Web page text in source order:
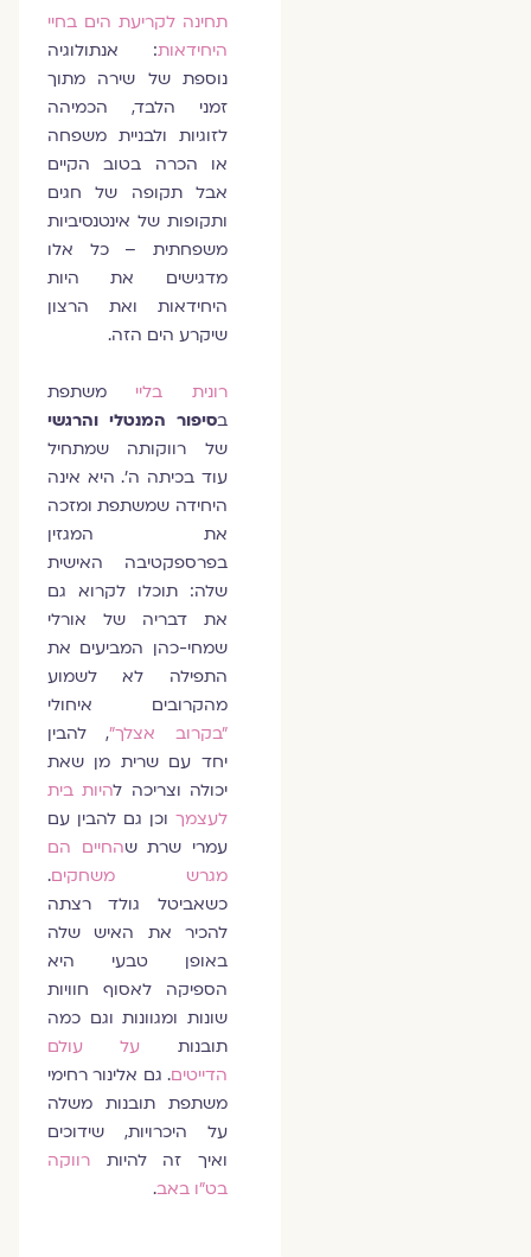
תחינה לקריעת הים בחיי
היחידאות: אנתולוגיה
נוספת של שירה מתוך
זמני הלבד, הכמיהה
לזוגיות ולבניית משפחה
או הכרה בטוב הקיים
אבל תקופה של חגים
ותקופות של אינטנסיביות
משפחתית – כל אלו
מדגישים את היות
היחידאות ואת הרצון
שיקרע הים הזה.
רונית בליימשתפת
סיפור המנטלי והרגשי
של רווקותה שמתחיל
עוד בכיתה ה'. היא אינה
היחידה שמשתפת ומזכה
את המגזין
בפרספקטיבה האישית
שלה: תוכלו לקרוא גם
את דבריה של אורלי
שמחי-כהן המביעים את
התפילה לא לשמוע
מהקרובים איחולי
"בקרוב אצלך", להבין
יחד עם שרית מן שאת
יכולה וצריכה ל היות בית
לעצמךוכן גם להבין עם
עמרי שרת שהחיים הם
מגרש משחקים.
כשאביטל גולד רצתה
להכיר את האיש שלה
באופן טבעי היא
הספיקה לאסוף חוויות
שונות ומגוונות וגם כמה
תובנות
על עולם
הדייטים. גם אלינור רחימי
משתפת תובנות משלה
על היכרויות, שידוכים
ואיך זה להיות
רווקה
בט"ו באב.